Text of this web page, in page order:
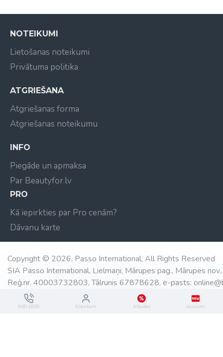
NOTEIKUMI
Lietošanas noteikumi
Privātuma politika
ATGRIEŠANA
Atgriešanas forma
Atgriešanas noteikumu
INFO
Piegāde un apmaksa
Par Beautyfor.lv
PRO
Kā iepirkties par Pro cenām?
Dāvanu karte
Copyright © 2026, Passo International, All Rights Reserved
SIA Passo International, Lielmaņi, Mārupes pag., Mārupes
Reģ.nr. 40003732803, Tālrunis 67878628, e-pasts:
9:00-18:00 Klientiem Atlaides Jaunumi